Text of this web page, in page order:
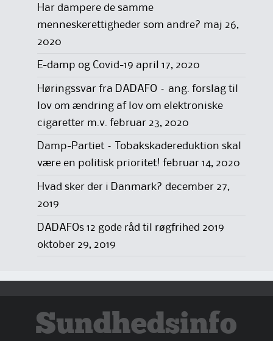
Har dampere de samme
menneskerettigheder som andre? maj 26,
2020
E-damp og Covid-19 april 17, 2020
Høringssvar fra DADAFO – ang. forslag til
lov om ændring af lov om elektroniske
cigaretter m.v. februar 23, 2020
Damp-Partiet – Tobakskadereduktion skal
være en politisk prioritet! februar 14, 2020
Hvad sker der i Danmark? december 27,
2019
DADAFOs 12 gode råd til røgfrihed 2019
oktober 29, 2019
Sundhedsinfo